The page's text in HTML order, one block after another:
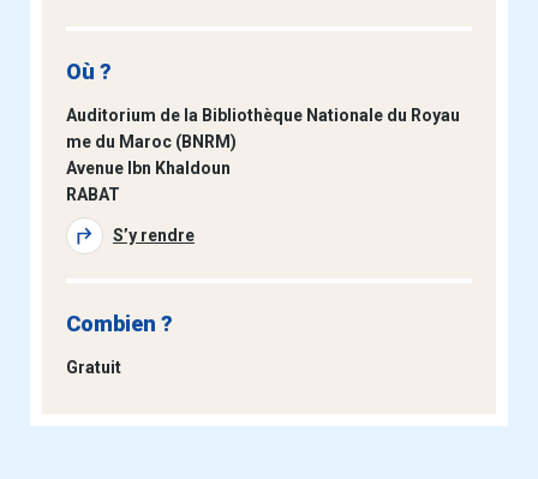
Où ?
Auditorium de la Bibliothèque Nationale du Royau
me du Maroc (BNRM)
Avenue Ibn Khaldoun
RABAT
S’y rendre
Combien ?
Gratuit